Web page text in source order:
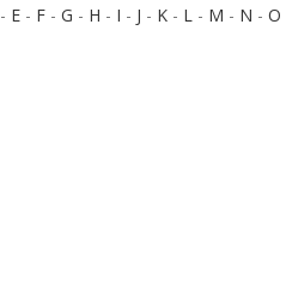
- E - F - G - H - I - J - K - L - M - N - O